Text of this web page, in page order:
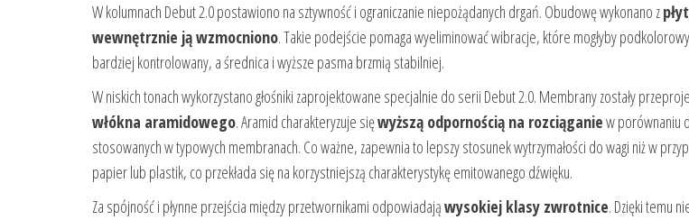
W kolumnach Debut 2.0 postawiono na sztywność i ograniczanie niepożądanych drgań. Obudowę wykonano z
wewnętrznie ją wzmocniono. Takie podejście pomaga wyeliminować wibracje, które mogłyby
bardziej kontrolowany, a średnica i wyższe pasma brzmią stabilniej.
W niskich tonach wykorzystano głośniki zaprojektowane specjalnie do serii Debut 2.0. Membrany zostały
włókna aramidowego. Aramid charakteryzuje sięwyższą odpornością na rozciąganiew porównaniu
stosowanych w typowych membranach. Co ważne, zapewnia to lepszy stosunek wytrzymałości do wagi niż w
papier lub plastik, co przekłada się na korzystniejszą charakterystykę emitowanego dźwięku.
Za spójność i płynne przejścia między przetwornikami odpowiadająwysokiej klasy zwrotnice. Dzięki temu